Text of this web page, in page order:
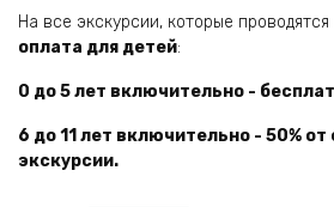
На все экскурсии, которые
оплата для детей:
0 до 5 лет включительно -
6 до 11 лет включительно - 50%
экскурсии.